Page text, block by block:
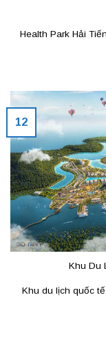
Health Park Hải
Khu Du
Khu du lịch quốc
12